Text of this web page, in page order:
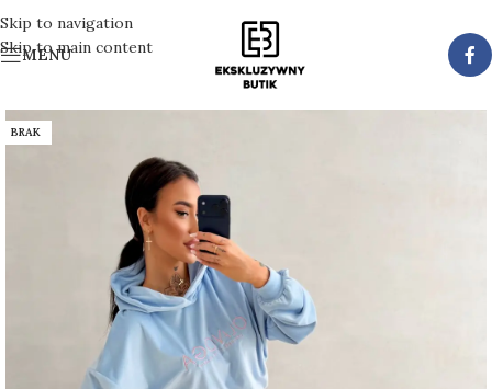
Skip to navigation
Skip to main content
MENU
BRAK